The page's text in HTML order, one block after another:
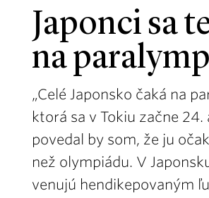
Japonci sa
na
„Celé Japonsko čaká na
ktorá sa v Tokiu začne 24.
povedal by som, že ju
než olympiádu. V
venujú hendikepovaným